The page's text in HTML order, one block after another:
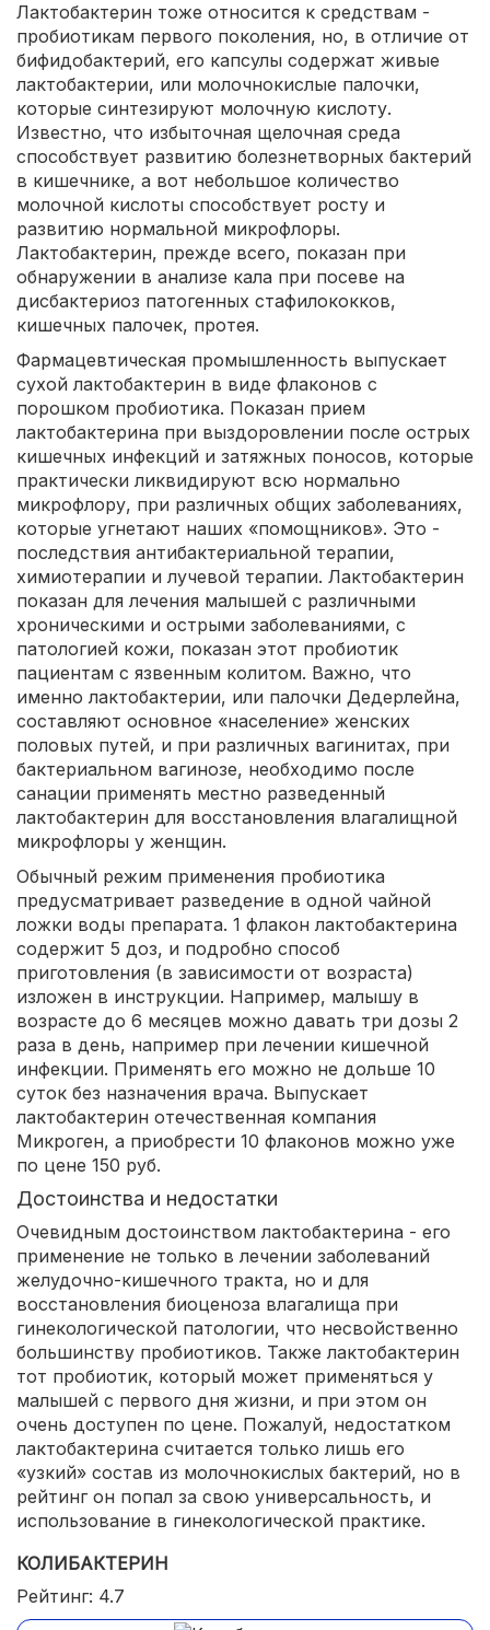
Лактобактерин тоже относится к средствам -
пробиотикам первого поколения, но, в отличие от
бифидобактерий, его капсулы содержат живые
лактобактерии, или молочнокислые палочки,
которые синтезируют молочную кислоту.
Известно, что избыточная щелочная среда
способствует развитию болезнетворных бактерий
в кишечнике, а вот небольшое количество
молочной кислоты способствует росту и
развитию нормальной микрофлоры.
Лактобактерин, прежде всего, показан при
обнаружении в анализе кала при посеве на
дисбактериоз патогенных стафилококков,
кишечных палочек, протея.
Фармацевтическая промышленность выпускает
сухой лактобактерин в виде флаконов с
порошком пробиотика. Показан прием
лактобактерина при выздоровлении после острых
кишечных инфекций и затяжных поносов, которые
практически ликвидируют всю нормально
микрофлору, при различных общих заболеваниях,
которые угнетают наших «помощников». Это -
последствия антибактериальной терапии,
химиотерапии и лучевой терапии. Лактобактерин
показан для лечения малышей с различными
хроническими и острыми заболеваниями, с
патологией кожи, показан этот пробиотик
пациентам с язвенным колитом. Важно, что
именно лактобактерии, или палочки Дедерлейна,
составляют основное «население» женских
половых путей, и при различных вагинитах, при
бактериальном вагинозе, необходимо после
санации применять местно разведенный
лактобактерин для восстановления влагалищной
микрофлоры у женщин.
Обычный режим применения пробиотика
предусматривает разведение в одной чайной
ложки воды препарата. 1 флакон лактобактерина
содержит 5 доз, и подробно способ
приготовления (в зависимости от возраста)
изложен в инструкции. Например, малышу в
возрасте до 6 месяцев можно давать три дозы 2
раза в день, например при лечении кишечной
инфекции. Применять его можно не дольше 10
суток без назначения врача. Выпускает
лактобактерин отечественная компания
Микроген, а приобрести 10 флаконов можно уже
по цене 150 руб.
Достоинства и недостатки
Очевидным достоинством лактобактерина - его
применение не только в лечении заболеваний
желудочно-кишечного тракта, но и для
восстановления биоценоза влагалища при
гинекологической патологии, что несвойственно
большинству пробиотиков. Также лактобактерин
тот пробиотик, который может применяться у
малышей с первого дня жизни, и при этом он
очень доступен по цене. Пожалуй, недостатком
лактобактерина считается только лишь его
«узкий» состав из молочнокислых бактерий, но в
рейтинг он попал за свою универсальность, и
использование в гинекологической практике.
КОЛИБАКТЕРИН
Рейтинг: 4.7